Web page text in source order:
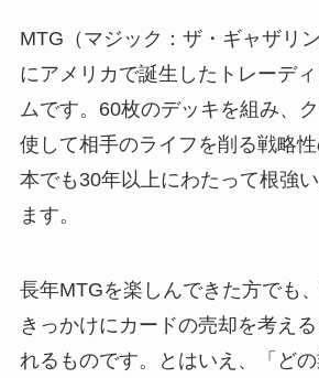
MTG（マジック：ザ・ギャザリ
にアメリカで誕生したトレーデ
ムです。60枚のデッキを組み、
使して相手のライフを削る戦略
本でも30年以上にわたって根強
ます。
長年MTGを楽しんできた方でも
きっかけにカードの売却を考え
れるものです。とはいえ、「ど